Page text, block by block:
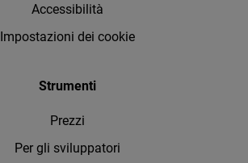
Accessibilità
Impostazioni dei cookie
Strumenti
Prezzi
Per gli sviluppatori